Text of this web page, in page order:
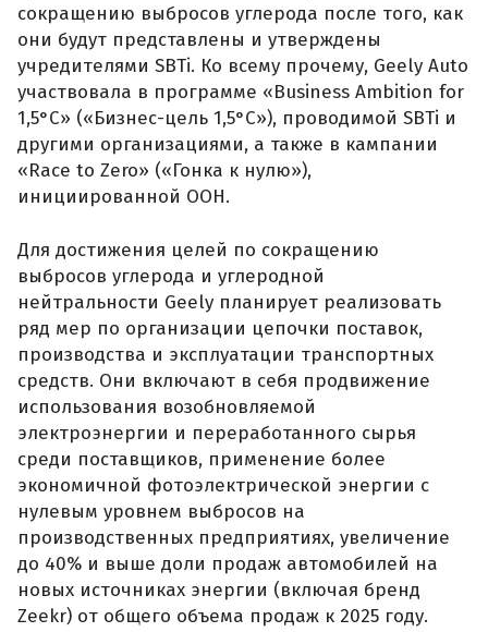
сокращению выбросов углерода после того, как
они будут представлены и утверждены
учредителями SBTi. Ко всему прочему, Geely Auto
участвовала в программе «Business Ambition for
1,5°C» («Бизнес-цель 1,5°C»), проводимой SBTi и
другими организациями, а также в кампании
«Race to Zero» («Гонка к нулю»),
инициированной ООН.
Для достижения целей по сокращению
выбросов углерода и углеродной
нейтральности Geely планирует реализовать
ряд мер по организации цепочки поставок,
производства и эксплуатации транспортных
средств. Они включают в себя продвижение
использования возобновляемой
электроэнергии и переработанного сырья
среди поставщиков, применение более
экономичной фотоэлектрической энергии с
нулевым уровнем выбросов на
производственных предприятиях, увеличение
до 40% и выше доли продаж автомобилей на
новых источниках энергии (включая бренд
Zeekr) от общего объема продаж к 2025 году.